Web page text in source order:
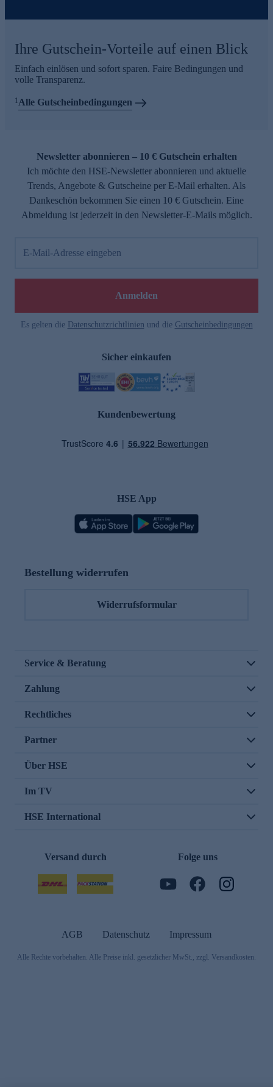
Ihre Gutschein-Vorteile auf einen Blick
Einfach einlösen und sofort sparen. Faire Bedingungen und
volle Transparenz.
1 Alle Gutscheinbedingungen
Newsletter abonnieren – 10 € Gutschein erhalten
Ich möchte den HSE-Newsletter abonnieren und aktuelle
Trends, Angebote & Gutscheine per E-Mail erhalten. Als
Dankeschön bekommen Sie einen 10 € Gutschein. Eine
Abmeldung ist jederzeit in den Newsletter-E-Mails möglich.
E-Mail-Adresse eingeben
Anmelden
Es gelten die Datenschutzrichtlinien und die Gutscheinbedingungen
Sicher einkaufen
Kundenbewertung
HSE App
Bestellung widerrufen
Widerrufsformular
Service & Beratung
Zahlung
Rechtliches
Partner
Über HSE
Im TV
HSE International
Versand durch Folge uns
AGB Datenschutz Impressum
Alle Rechte vorbehalten. Alle Preise inkl. gesetzlicher MwSt., zzgl. Versandkosten.